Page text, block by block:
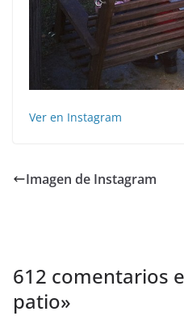
Ver en Instagram
Imagen de Instagram
612 comentarios
patio»